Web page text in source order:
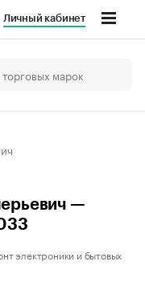
Личный кабинет
—
электроники и бытовых